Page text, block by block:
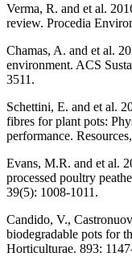
Verma, R. and et al.
review. Procedia
Chamas, A. and et al.
environment. ACS
3511.
Schettini, E. and et al.
fibres for plant pots:
performance.
Evans, M.R. and et al.
processed poultry
39(5): 1008-1011.
Candido, V.,
biodegradable pots for
Horticulturae. 893: